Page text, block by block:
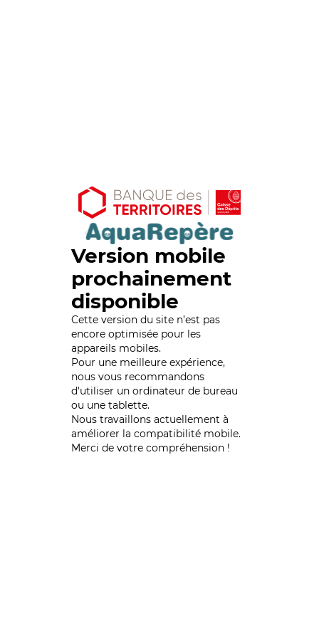
Version mobile
prochainement
disponible
Cette version du site n’est pas
encore optimisée pour les
appareils mobiles.
Pour une meilleure expérience,
nous vous recommandons
d'utiliser un ordinateur de bureau
ou une tablette.
Nous travaillons actuellement à
améliorer la compatibilité mobile.
Merci de votre compréhension !